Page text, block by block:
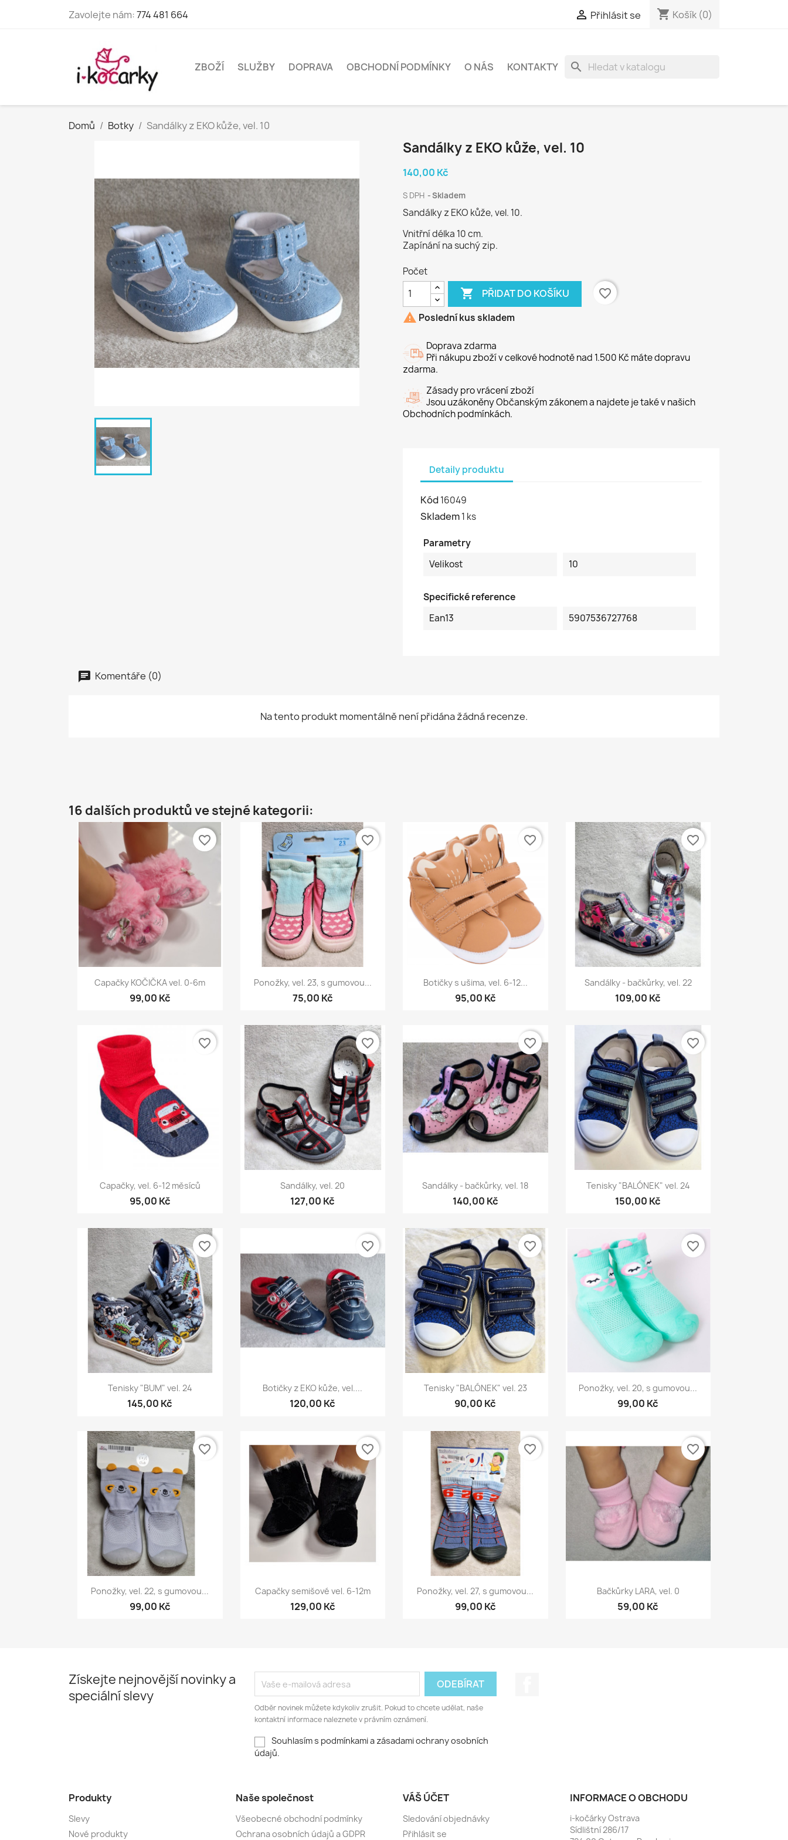
Zavolejte nám:774 481 664  Přihlásit se shopping_cart Košík (0)
ZBOŽÍ SLUŽBY DOPRAVA OBCHODNÍ PODMÍNKY O NÁS KONTAKTY search
Domů Botky Sandálky z EKO kůže, vel. 10
Sandálky z EKO kůže, vel. 10
140,00 Kč
S DPH Skladem
Sandálky z EKO kůže, vel. 10.
Vnitřní délka 10 cm.
Zapínání na suchý zip.
Počet
 PŘIDAT DO KOŠÍKU
favorite_border
 Poslední kus skladem
Doprava zdarma
Při nákupu zboží v celkové hodnotě nad 1.500 Kč máte dopravu
zdarma.
Zásady pro vrácení zboží
Jsou uzákoněny Občanským zákonem a najdete je také v našich
Obchodních podmínkách.
Detaily produktu
Kód 16049
Skladem1 ks
Parametry
Velikost
10
Specifické reference
Ean13
5907536727768
Komentáře (0)
Na tento produkt momentálně není přidána žádná recenze.
16 dalších produktů ve stejné kategorii:
Rychlý náhled
Capačky KOČIČKA vel. 0-6m
99,00 Kč
favorite_border
Rychlý náhled
Ponožky, vel. 23, s gumovou...
75,00 Kč
favorite_border
Rychlý náhled
Botičky s ušima, vel. 6-12...
95,00 Kč
favorite_border
Rychlý náhled
Sandálky - bačkůrky, vel. 22
109,00 Kč
favorite_border
Rychlý náhled
Capačky, vel. 6-12 měsíců
95,00 Kč
favorite_border
Rychlý náhled
Sandálky, vel. 20
127,00 Kč
favorite_border
Rychlý náhled
Sandálky - bačkůrky, vel. 18
140,00 Kč
favorite_border
Rychlý náhled
Tenisky "BALÓNEK" vel. 24
150,00 Kč
favorite_border
Rychlý náhled
Tenisky "BUM" vel. 24
145,00 Kč
favorite_border
Rychlý náhled
Botičky z EKO kůže, vel....
120,00 Kč
favorite_border
Rychlý náhled
Tenisky "BALÓNEK" vel. 23
90,00 Kč
favorite_border
Rychlý náhled
Ponožky, vel. 20, s gumovou...
99,00 Kč
favorite_border
Rychlý náhled
Ponožky, vel. 22, s gumovou...
99,00 Kč
favorite_border
Rychlý náhled
Capačky semišové vel. 6-12m
129,00 Kč
favorite_border
Rychlý náhled
Ponožky, vel. 27, s gumovou...
99,00 Kč
favorite_border
Rychlý náhled
Bačkůrky LARA, vel. 0
59,00 Kč
favorite_border
Získejte nejnovější novinky a
speciální slevy
Odběr novinek můžete kdykoliv zrušit. Pokud to chcete udělat, naše
kontaktní informace naleznete v právním oznámení.
Souhlasím s podmínkami a zásadami ochrany osobních
údajů.
Produkty
Slevy
Nové produkty
Naše společnost
Všeobecné obchodní podmínky
Ochrana osobních údajů a GDPR
VÁŠ ÚČET
Sledování objednávky
Přihlásit se
INFORMACE O OBCHODU
i-kočárky Ostrava
Sídlištní 286/17